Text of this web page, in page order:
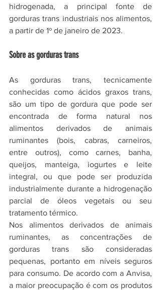
hidrogenada, a principal fonte de
gorduras trans industriais nos alimentos,
a partir de 1º de janeiro de 2023.
Sobre as gorduras trans
As gorduras trans, tecnicamente
conhecidas como ácidos graxos trans,
são um tipo de gordura que pode ser
encontrada de forma natural nos
alimentos derivados de animais
ruminantes (bois, cabras, carneiros,
entre outros), como carnes, banha,
queijos, manteiga, iogurtes e leite
integral, ou que pode ser produzida
industrialmente durante a hidrogenação
parcial de óleos vegetais ou seu
tratamento térmico.
Nos alimentos derivados de animais
ruminantes, as concentrações de
gorduras trans são consideradas
pequenas, portanto em níveis seguros
para consumo. De acordo com a Anvisa,
a maior preocupação é com os produtos